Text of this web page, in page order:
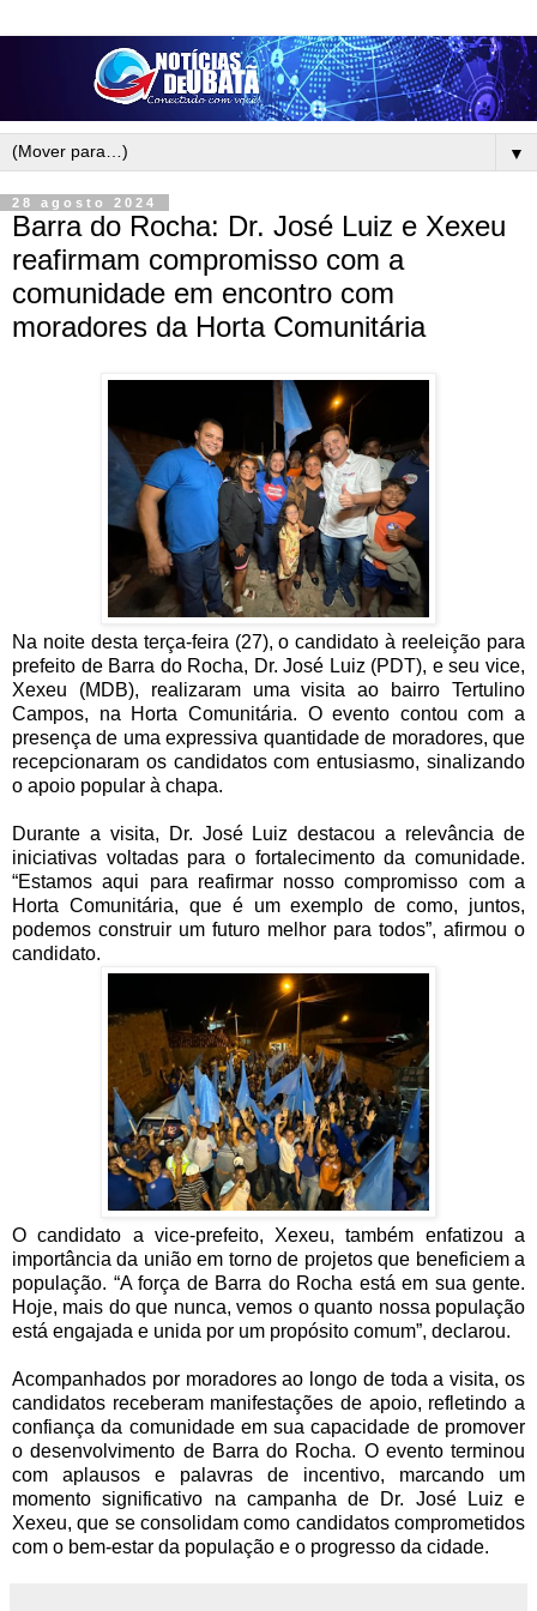
▼
28 agosto 2024
Barra do Rocha: Dr. José Luiz e Xexeu
reafirmam compromisso com a
comunidade em encontro com
moradores da Horta Comunitária
Na noite desta terça-feira (27), o candidato à reeleição para
prefeito de Barra do Rocha, Dr. José Luiz (PDT), e seu vice,
Xexeu (MDB), realizaram uma visita ao bairro Tertulino
Campos, na Horta Comunitária. O evento contou com a
presença de uma expressiva quantidade de moradores, que
recepcionaram os candidatos com entusiasmo, sinalizando
o apoio popular à chapa.
Durante a visita, Dr. José Luiz destacou a relevância de
iniciativas voltadas para o fortalecimento da comunidade.
“Estamos aqui para reafirmar nosso compromisso com a
Horta Comunitária, que é um exemplo de como, juntos,
podemos construir um futuro melhor para todos”, afirmou o
candidato.
O candidato a vice-prefeito, Xexeu, também enfatizou a
importância da união em torno de projetos que beneficiem a
população. “A força de Barra do Rocha está em sua gente.
Hoje, mais do que nunca, vemos o quanto nossa população
está engajada e unida por um propósito comum”, declarou.
Acompanhados por moradores ao longo de toda a visita, os
candidatos receberam manifestações de apoio, refletindo a
confiança da comunidade em sua capacidade de promover
o desenvolvimento de Barra do Rocha. O evento terminou
com aplausos e palavras de incentivo, marcando um
momento significativo na campanha de Dr. José Luiz e
Xexeu, que se consolidam como candidatos comprometidos
com o bem-estar da população e o progresso da cidade.